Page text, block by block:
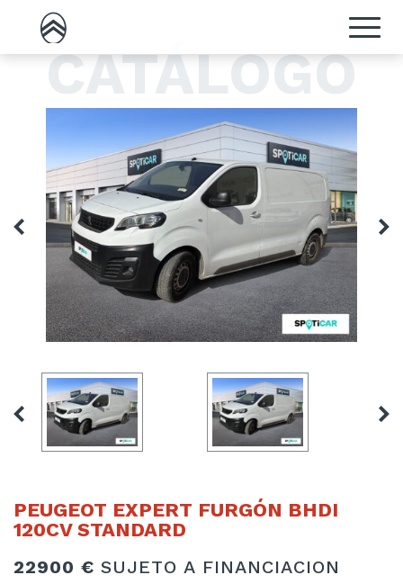
CATÁLOGO
PEUGEOT EXPERT FURGÓN BHDI
120CV STANDARD
22900 € SUJETO A FINANCIACION